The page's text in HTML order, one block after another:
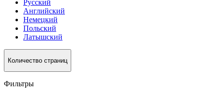
Русский
Английский
Немецкий
Польский
Латышский
Количество страниц
Фильтры